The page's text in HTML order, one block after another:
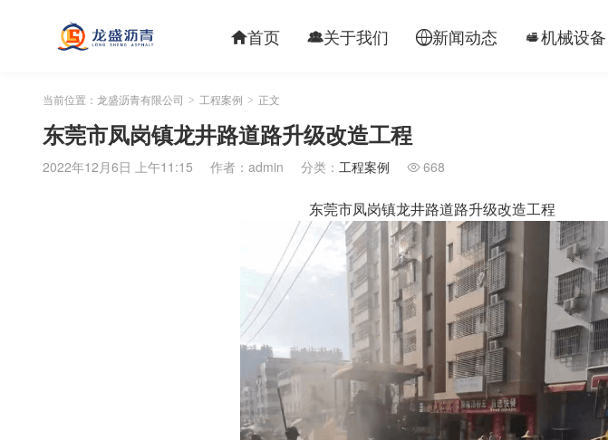
首页 关于我们 新闻动态 机械设备
当前位置： 龙盛沥青有限公司 > 工程案例 > 正文
东莞市凤岗镇龙井路道路升级改造工程
2022年12月6日 上午11:15 作者：admin 分类： 工程案例  668
东莞市凤岗镇龙井路道路升级改造工程